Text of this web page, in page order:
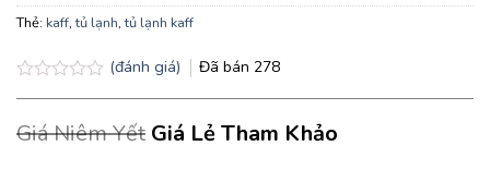
Thẻ: kaff,tủ lạnh,tủ lạnh kaff
hạng
0.0
(đánh giá) Đã bán 278
Giá Niêm Yết Giá Lẻ Tham Khảo